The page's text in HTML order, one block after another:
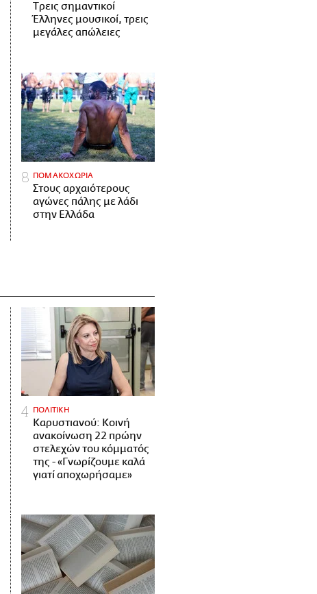
Tρεις σημαντικοί
Έλληνες μουσικοί, τρεις
μεγάλες απώλειες
ΠΟΜΑΚΟΧΩΡΙΑ
Στους αρχαιότερους
αγώνες πάλης με λάδι
στην Ελλάδα
ΠΟΛΙΤΙΚΗ
Καρυστιανού: Κοινή
ανακοίνωση 22 πρώην
στελεχών του κόμματός
της - «Γνωρίζουμε καλά
γιατί αποχωρήσαμε»